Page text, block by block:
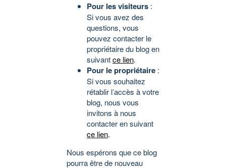
Pour les visiteurs :
Si vous avez des
questions, vous
pouvez contacter le
propriétaire du blog en
suivantce lien.
Pour le propriétaire :
Si vous souhaitez
rétablir l’accès à votre
blog, nous vous
invitons à nous
contacter en suivant
ce lien.
Nous espérons que ce blog
pourra être de nouveau